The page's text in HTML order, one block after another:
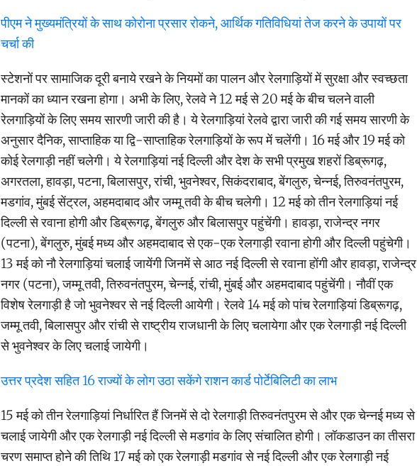
पीएम ने मुख्यमंत्रियों के साथ कोरोना प्रसार रोकने, आर्थिक गतिविधियां तेज करने के उपायों पर
चर्चा की
स्टेशनों पर सामाजिक दूरी बनाये रखने के नियमों का पालन और रेलगाड़ियों में सुरक्षा और स्वच्छता
मानकों का ध्यान रखना होगा। अभी के लिए, रेलवे ने 12 मई से 20 मई के बीच चलने वाली
रेलगाड़ियों के लिए समय सारणी जारी की है। ये रेलगाड़ियां रेलवे द्वारा जारी की गई समय सारणी के
अनुसार दैनिक, साप्ताहिक या द्वि-साप्ताहिक रेलगाड़ियों के रूप में चलेंगी। 16 मई और 19 मई को
कोई रेलगाड़ी नहीं चलेगी। ये रेलगाड़ियां नई दिल्ली और देश के सभी प्रमुख शहरों डिब्रूगढ़,
अगरतला, हावड़ा, पटना, बिलासपुर, रांची, भुवनेश्वर, सिकंदराबाद, बेंगलुरु, चेन्नई, तिरुवनंतपुरम,
मडगांव, मुंबई सेंट्रल, अहमदाबाद और जम्मू तवी के बीच चलेगी। 12 मई को तीन रेलगाड़ियां नई
दिल्ली से रवाना होगी और डिब्रूगढ़, बेंगलुरु और बिलासपुर पहुंचेंगी। हावड़ा, राजेन्द्र नगर
(पटना), बेंगलुरु, मुंबई मध्य और अहमदाबाद से एक-एक रेलगाड़ी रवाना होगी और दिल्ली पहुंचेगी।
13 मई को नौ रेलगाड़ियां चलाई जायेंगी जिनमें से आठ नई दिल्ली से रवाना होंगी और हावड़ा, राजेन्द्र
नगर (पटना), जम्मू तवी, तिरुवनंतपुरम, चेन्नई, रांची, मुंबई और अहमदाबाद पहुंचेंगी। नौवीं एक
विशेष रेलगाड़ी है जो भुवनेश्वर से नई दिल्ली आयेगी। रेलवे 14 मई को पांच रेलगाड़ियां डिब्रूगढ़,
जम्मू तवी, बिलासपुर और रांची से राष्ट्रीय राजधानी के लिए चलायेगा और एक रेलगाड़ी नई दिल्ली
से भुवनेश्वर के लिए चलाई जायेगी।
उत्तर प्रदेश सहित 16 राज्यों के लोग उठा सकेंगे राशन कार्ड पोर्टेबिलिटी का लाभ
15 मई को तीन रेलगाड़ियां निर्धारित हैं जिनमें से दो रेलगाड़ी तिरुवनंतपुरम से और एक चेन्नई मध्य से
चलाई जायेगी और एक रेलगाड़ी नई दिल्ली से मडगांव के लिए संचालित होगी। लॉकडाउन का तीसरा
चरण समाप्त होने की तिथि 17 मई को एक रेलगाड़ी मडगांव से नई दिल्ली और एक रेलगाड़ी नई